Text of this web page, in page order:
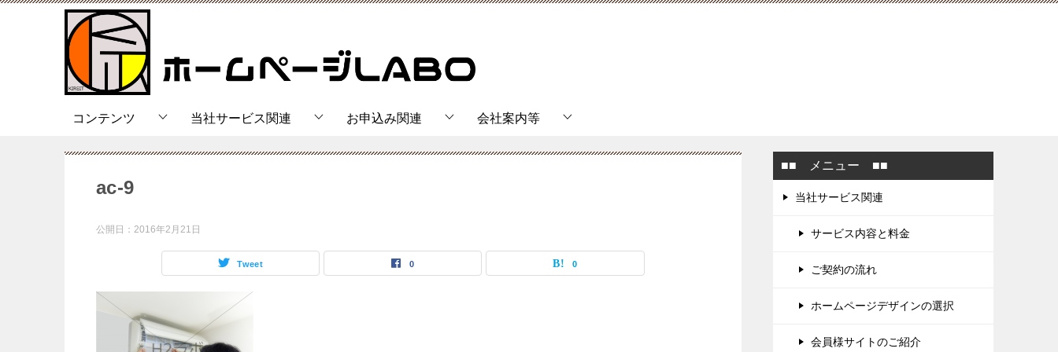
コンテンツ 当社サービス関連 お申込み関連 会社案内等
ac-9
公開日： 2016年2月21日
Tweet 0 0
■■ メニュー ■■
当社サービス関連
サービス内容と料金
ご契約の流れ
ホームページデザインの選択
会員様サイトのご紹介